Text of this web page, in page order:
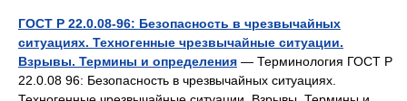
ГОСТ Р 22.0.08-96: Безопасность в чрезвычайных
ситуациях. Техногенные чрезвычайные ситуации.
Взрывы. Термины и определения — Терминология ГОСТ Р
22.0.08 96: Безопасность в чрезвычайных ситуациях.